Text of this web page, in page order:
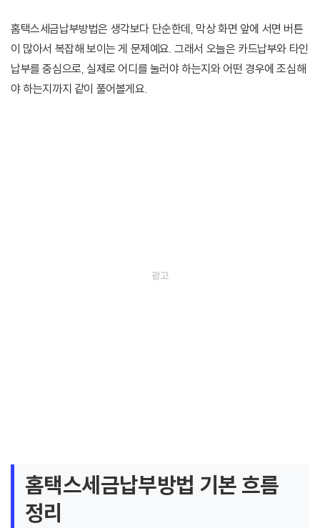
홈택스세금납부방법은 생각보다 단순한데, 막상 화면 앞에 서면 버튼
이 많아서 복잡해 보이는 게 문제예요. 그래서 오늘은 카드납부와 타인
납부를 중심으로, 실제로 어디를 눌러야 하는지와 어떤 경우에 조심해
야 하는지까지 같이 풀어볼게요.
홈택스세금납부방법 기본 흐름
정리